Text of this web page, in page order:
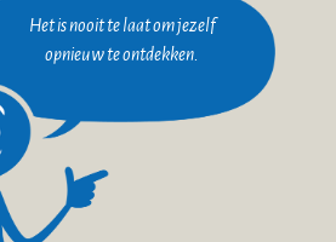
Het is nooit te laat om jezelf
opnieuw te ontdekken.